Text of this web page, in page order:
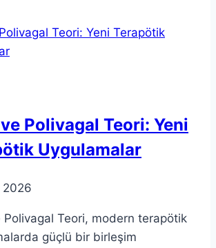
Polivagal Teori: Yeni
Uygulamalar
2026
Polivagal Teori, modern terapötik
güçlü bir birleşim